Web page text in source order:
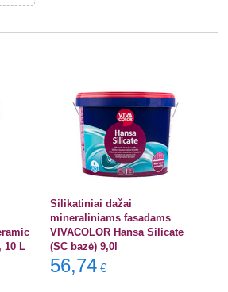
10 L
Silikatiniai dažai
mineraliniams fasadams
VIVACOLOR Hansa Silicate
(SC bazė) 9,0l
56,74 €